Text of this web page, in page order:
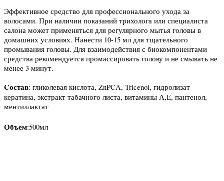
Эффективное средство для профессионального ухода за
волосами. При наличии показаний трихолога или специалиста
салона может применяться для регулярного мытья головы в
домашних условиях. Нанести 10-15 мл для тщательного
промывания головы. Для взаимодействия с биокомпонентами
средства рекомендуется промассировать голову и не смывать не
менее 3 минут.
Cостав: гликолевая кислота, ZnPCA, Tricenol, гидролизат
кератина, экстракт табачного листа, витамины А,Е, пантенол,
ментиллактат
Объем:500мл